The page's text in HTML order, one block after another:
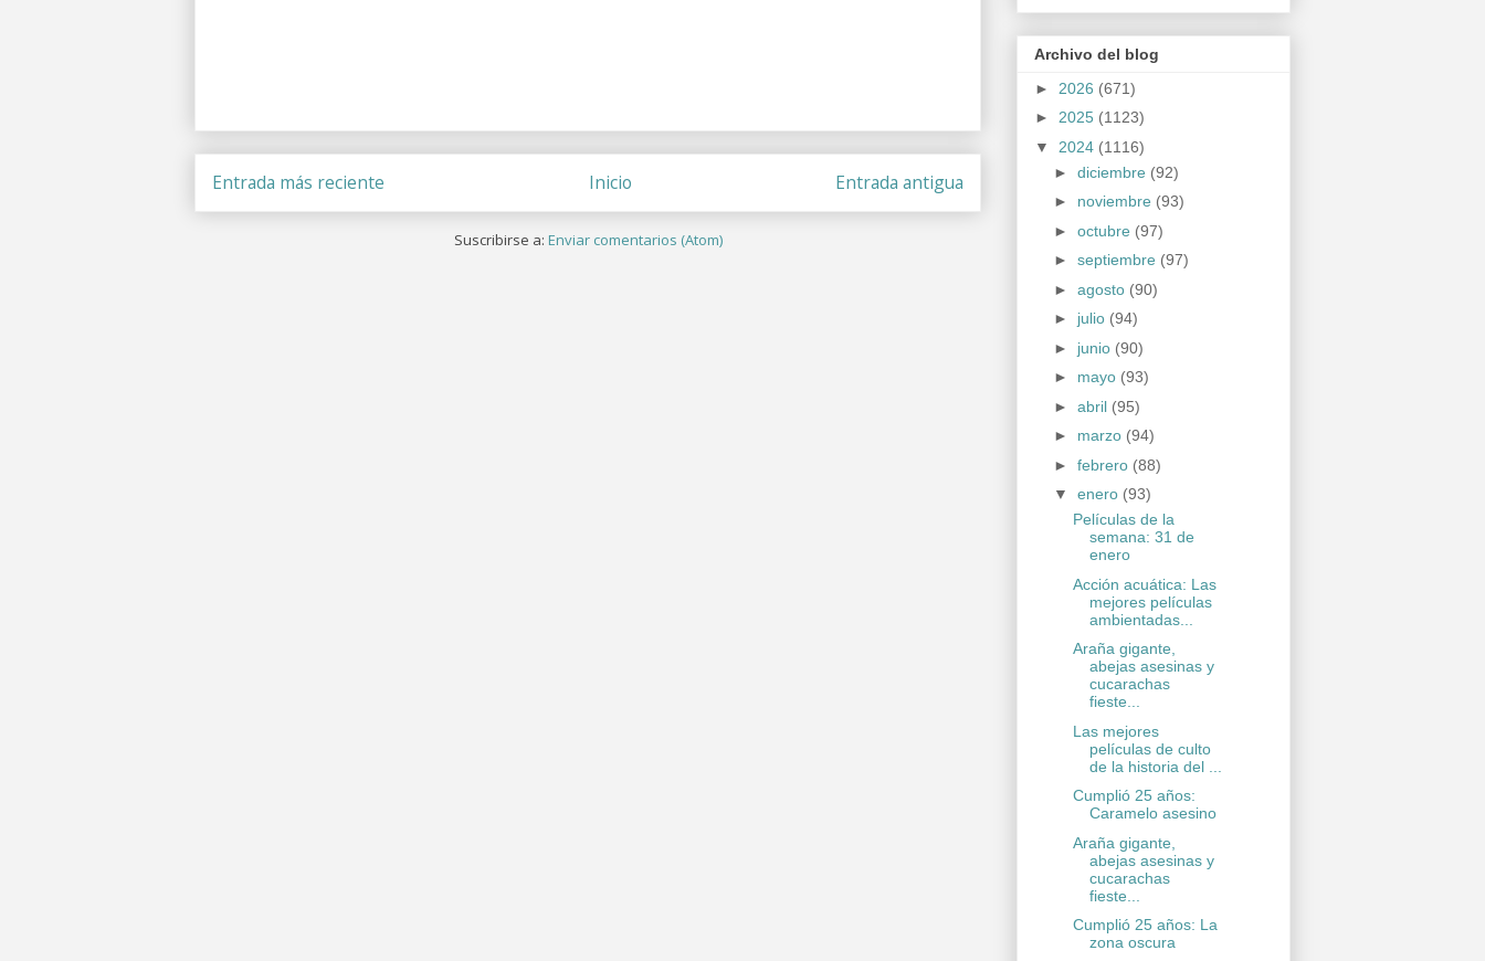
Entrada más reciente Entrada antigua
Inicio
Suscribirse a: Enviar comentarios (Atom)
Archivo del blog
► 2026 (671)
► 2025 (1123)
▼ 2024 (1116)
► diciembre (92)
► noviembre (93)
► octubre (97)
► septiembre (97)
► agosto (90)
► julio (94)
► junio (90)
► mayo (93)
► abril (95)
► marzo (94)
► febrero (88)
▼ enero (93)
Películas de la
semana: 31 de
enero
Acción acuática: Las
mejores películas
ambientadas...
Araña gigante,
abejas asesinas y
cucarachas
fieste...
Las mejores
películas de culto
de la historia del ...
Cumplió 25 años:
Caramelo asesino
Araña gigante,
abejas asesinas y
cucarachas
fieste...
Cumplió 25 años: La
zona oscura